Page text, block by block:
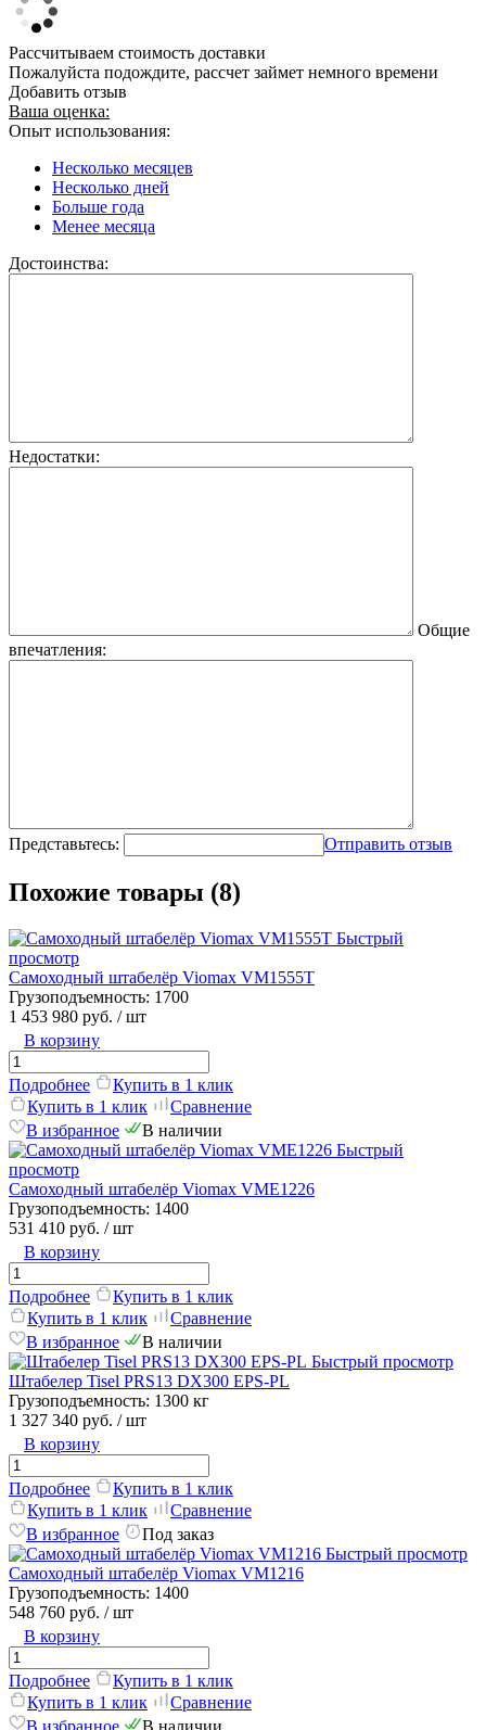
Рассчитываем стоимость доставки
Пожалуйста подождите, рассчет займет немного времени
Добавить отзыв
Ваша оценка:
Опыт использования:
Несколько месяцев
Несколько дней
Больше года
Менее месяца
Достоинства:
Недостатки:
Общие
впечатления:
Представьтесь: Отправить отзыв
Похожие товары (8)
Быстрый
просмотр
Самоходный штабелёр Viomax VM1555T
Грузоподъемность: 1700
1 453 980 руб. / шт
В корзину
Подробнее
Купить в 1 клик
Купить в 1 клик
Сравнение
В избранное
В наличии
Быстрый
просмотр
Самоходный штабелёр Viomax VME1226
Грузоподъемность: 1400
531 410 руб. / шт
В корзину
Подробнее
Купить в 1 клик
Купить в 1 клик
Сравнение
В избранное
В наличии
Быстрый просмотр
Штабелер Tisel PRS13 DX300 EPS-PL
Грузоподъемность: 1300 кг
1 327 340 руб. / шт
В корзину
Подробнее
Купить в 1 клик
Купить в 1 клик
Сравнение
В избранное
Под заказ
Быстрый просмотр
Самоходный штабелёр Viomax VM1216
Грузоподъемность: 1400
548 760 руб. / шт
В корзину
Подробнее
Купить в 1 клик
Купить в 1 клик
Сравнение